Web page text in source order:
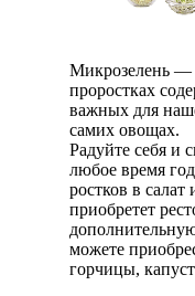
Микрозелень —
проростках
важных для
самих овощах.
Радуйте себя и
любое время
ростков в
приобретет
можете
горчицы,